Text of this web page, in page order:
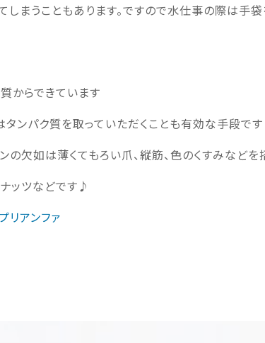
まうこともあります。ですので水仕事の際は手
からできています
ンパク質を取っていただくことも有効な手段です
の欠如は薄くてもろい爪、縦筋、色のくすみなどを
ッツなどです♪
リアンファ